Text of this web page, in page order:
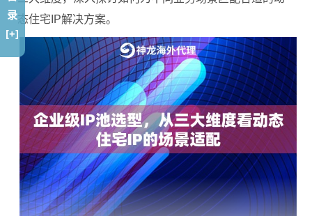
态住宅IP解决方案。
录
[+]